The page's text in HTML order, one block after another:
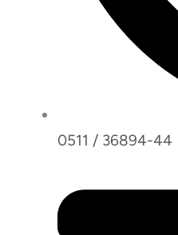
0511 / 36894-44